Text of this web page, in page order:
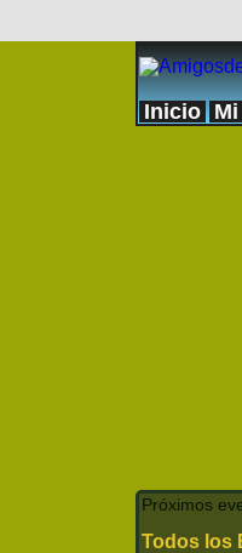
Inicio
Próximos
Todos los